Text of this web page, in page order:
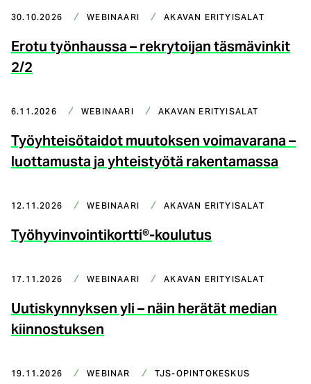
30.10.2026 WEBINAARI
AKAVAN ERITYISALAT
Erotu työnhaussa – rekrytoijan täsmävinkit
2/2
6.11.2026 WEBINAARI
AKAVAN ERITYISALAT
Työyhteisötaidot muutoksen voimavarana –
luottamusta ja yhteistyötä rakentamassa
12.11.2026 WEBINAARI
AKAVAN ERITYISALAT
Työhyvinvointikortti®-koulutus
17.11.2026 WEBINAARI
AKAVAN ERITYISALAT
Uutiskynnyksen yli – näin herätät median
kiinnostuksen
19.11.2026 WEBINAR
TJS-OPINTOKESKUS